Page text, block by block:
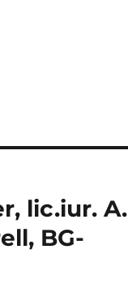
lic.iur. A.
BG-